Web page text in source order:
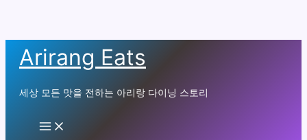
Arirang Eats
세상 모든 맛을 전하는 아리랑 다이닝 스토리
Main